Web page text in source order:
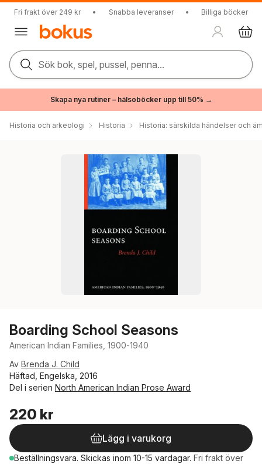
Fri frakt över 249 kr • Snabba leveranser • Billiga böcker
Sök bok, spel, pussel, penna...
Skapa nya rutiner – hälsoböcker upp till 50% →
Historia och arkeologi Historia Historia: särskilda händelser och
Boarding School Seasons
American Indian Families, 1900-1940
Av Brenda J. Child
Häftad, Engelska, 2016
Del i serien North American Indian Prose Award
220 kr
Lägg i varukorg
Beställningsvara. Skickas inom 10-15 vardagar. Fri frakt över